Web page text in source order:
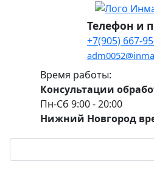
Телефон и
+7(905) 667-
Время работы:
Консультации
Пн-Сб 9:00 - 20:00
Нижний Новгород